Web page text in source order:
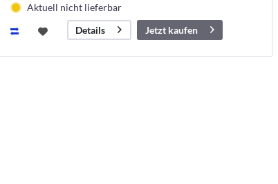
Aktuell nicht lieferbar
Details
Jetzt kaufen